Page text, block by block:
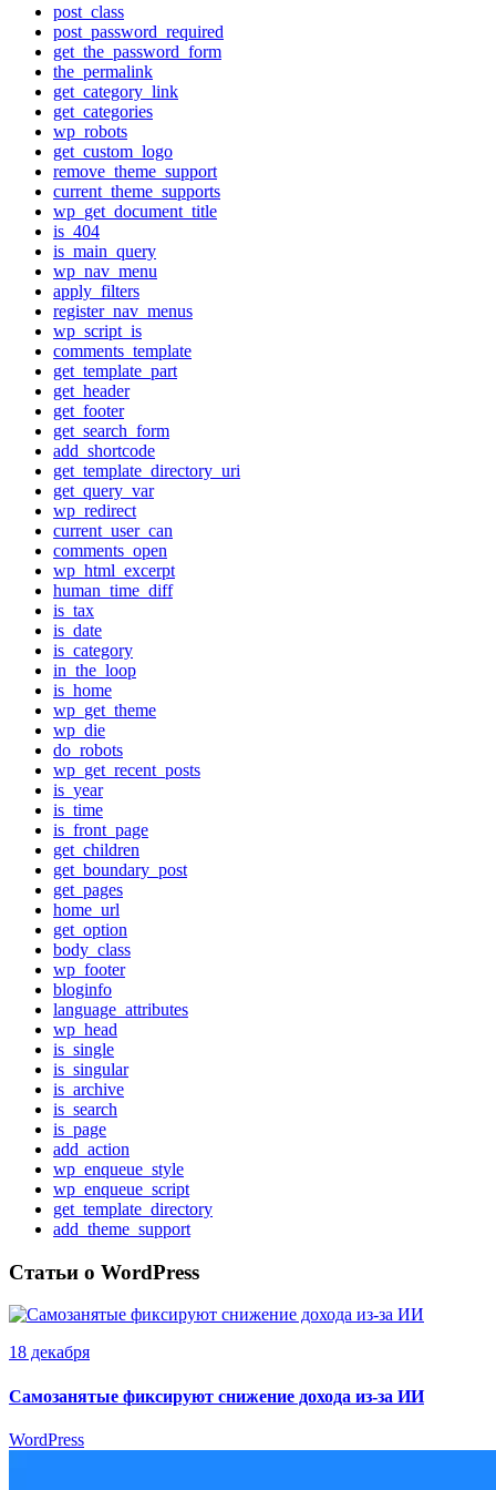
post_class
post_password_required
get_the_password_form
the_permalink
get_category_link
get_categories
wp_robots
get_custom_logo
remove_theme_support
current_theme_supports
wp_get_document_title
is_404
is_main_query
wp_nav_menu
apply_filters
register_nav_menus
wp_script_is
comments_template
get_template_part
get_header
get_footer
get_search_form
add_shortcode
get_template_directory_uri
get_query_var
wp_redirect
current_user_can
comments_open
wp_html_excerpt
human_time_diff
is_tax
is_date
is_category
in_the_loop
is_home
wp_get_theme
wp_die
do_robots
wp_get_recent_posts
is_year
is_time
is_front_page
get_children
get_boundary_post
get_pages
home_url
get_option
body_class
wp_footer
bloginfo
language_attributes
wp_head
is_single
is_singular
is_archive
is_search
is_page
add_action
wp_enqueue_style
wp_enqueue_script
get_template_directory
add_theme_support
Статьи о WordPress
18 декабря
Самозанятые фиксируют снижение дохода из-за ИИ
WordPress